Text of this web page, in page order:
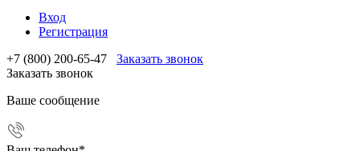
Вход
Регистрация
+7 (800) 200-65-47
Заказать звонок
Заказать звонок
Ваше сообщение